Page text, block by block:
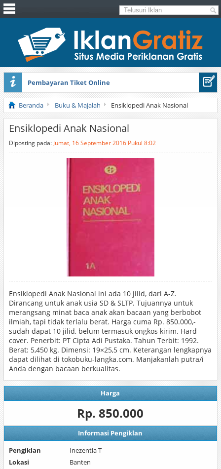
Pembayaran Tiket Online
Masker Sprilulina Tiens
Beranda Buku & Majalah Ensiklopedi Anak Nasional
Ensiklopedi Anak Nasional
Diposting pada: Jumat, 16 September 2016 Pukul 8:02
Ensiklopedi Anak Nasional ini ada 10 jilid, dari A-Z.
Dirancang untuk anak usia SD & SLTP. Tujuannya untuk
merangsang minat baca anak akan bacaan yang berbobot
ilmiah, tapi tidak terlalu berat. Harga cuma Rp. 850.000,-
sudah dapat 10 jilid, belum termasuk ongkos kirim. Hard
cover. Penerbit: PT Cipta Adi Pustaka. Tahun Terbit: 1992.
Berat: 5,450 kg. Dimensi: 19×25,5 cm. Keterangan lengkapnya
dapat dilihat di tokobuku-langka.com. Manjakanlah putra/i
Anda dengan bacaan berkualitas.
Harga
Rp. 850.000
Informasi Pengiklan
Pengiklan
Inezentia T
Lokasi
Banten